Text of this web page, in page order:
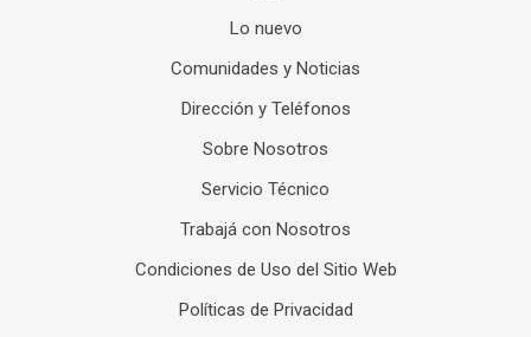
Lo nuevo
Comunidades y Noticias
Dirección y Teléfonos
Sobre Nosotros
Servicio Técnico
Trabajá con Nosotros
Condiciones de Uso del Sitio Web
Políticas de Privacidad